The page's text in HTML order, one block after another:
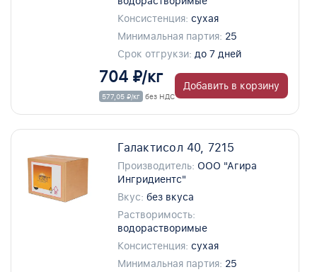
Консистенция: сухая
Минимальная партия: 25
Срок отгрукзи: до 7 дней
704 ₽/кг
577,05 ₽/кг без НДС
Добавить в корзину
Галактисол 40, 7215
Производитель: ООО "Агира
Ингридиентс"
Вкус: без вкуса
Растворимость:
водорастворимые
Консистенция: сухая
Минимальная партия: 25